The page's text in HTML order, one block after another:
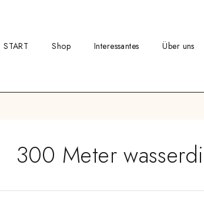
START Shop Interessantes Über uns
300 Meter